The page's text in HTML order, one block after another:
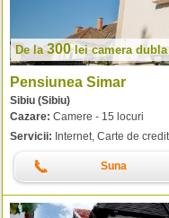
De la 300leicamera dubla
Pensiunea Simar
Sibiu (Sibiu)
Cazare: Camere - 15 locuri
Servicii: Internet, Carte de
Suna